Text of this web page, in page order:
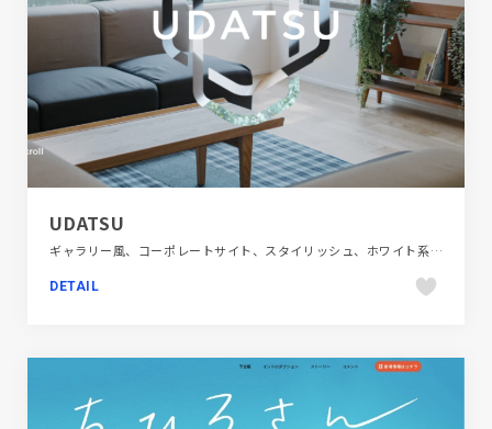
UDATSU
ギャラリー風、コーポレートサイト、スタイリッシュ、ホワイト系、大きめ写真、建設・住宅・不動産
DETAIL